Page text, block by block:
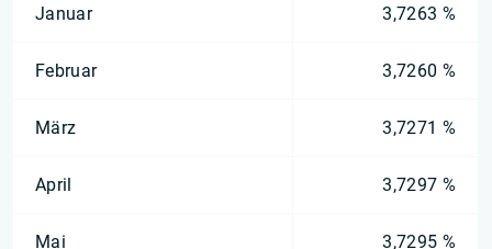
Januar 3,7263 %
Februar 3,7260 %
März 3,7271 %
April 3,7297 %
Mai 3,7295 %